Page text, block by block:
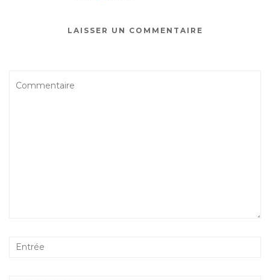
LAISSER UN COMMENTAIRE